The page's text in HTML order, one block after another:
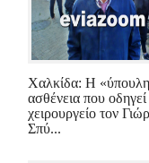
Χαλκίδα: Η
ασθένεια που
χειρουργείο τον
Σπύ...